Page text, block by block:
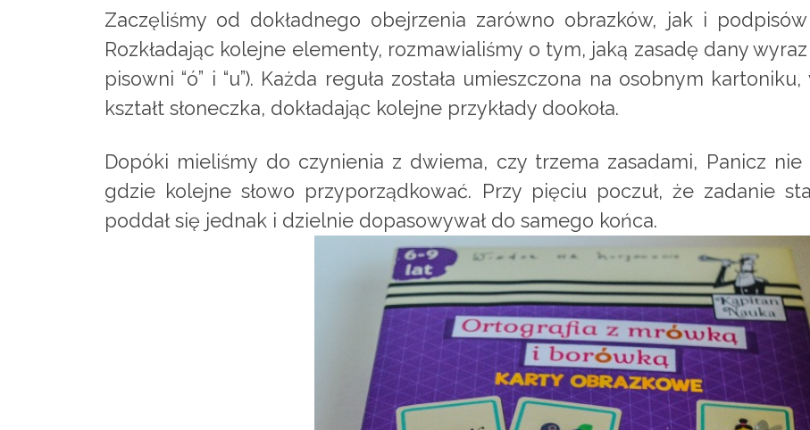
Zaczęliśmy od dokładnego obejrzenia zarówno obrazków, jak i
Rozkładając kolejne elementy, rozmawialiśmy o tym, jaką zasadę dany
pisowni “ó” i “u”). Każda reguła została umieszczona na osobnym
kształt słoneczka, dokładając kolejne przykłady dookoła.
Dopóki mieliśmy do czynienia z dwiema, czy trzema zasadami, Panicz
gdzie kolejne słowo przyporządkować. Przy pięciu poczuł, że zadanie
poddał się jednak i dzielnie dopasowywał do samego końca.